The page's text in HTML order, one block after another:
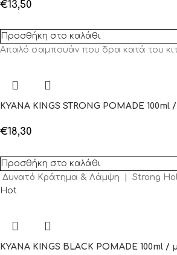
€13,50
Προσθήκη στο καλάθι
Απαλό σαμπουάν που δρα κατά του
KYANA KINGS STRONG POMADE
€18,30
Προσθήκη στο καλάθι
Δυνατό Κράτημα & Λάμψη | Strong
Hot
KYANA KINGS BLACK POMADE